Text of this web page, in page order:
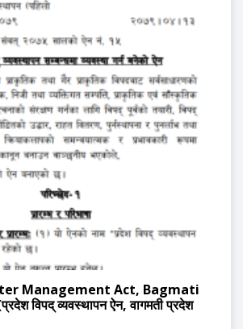
Management Act, Bagmati
विपद् व्यवस्थापन ऐन, वागमती प्रदेश